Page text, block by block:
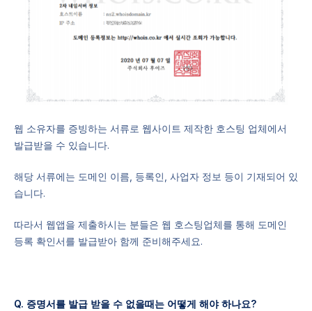
웹 소유자를 증빙하는 서류로 웹사이트 제작한 호스팅 업체에서
발급받을 수 있습니다.
해당 서류에는 도메인 이름, 등록인, 사업자 정보 등이 기재되어 있
습니다.
따라서 웹앱을 제출하시는 분들은 웹 호스팅업체를 통해 도메인
등록 확인서를 발급받아 함께 준비해주세요.
Q. 증명서를 발급 받을 수 없을때는 어떻게 해야 하나요?